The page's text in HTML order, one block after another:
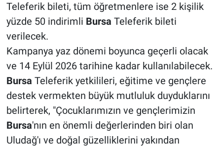
Teleferik bileti, tüm öğretmenlere ise 2 kişilik
yüzde 50 indirimli Bursa Teleferik bileti
verilecek.
Kampanya yaz dönemi boyunca geçerli olacak
ve 14 Eylül 2026 tarihine kadar kullanılabilecek.
Bursa Teleferik yetkilileri, eğitime ve gençlere
destek vermekten büyük mutluluk duyduklarını
belirterek, "Çocuklarımızın ve gençlerimizin
Bursa'nın en önemli değerlerinden biri olan
Uludağ'ı ve doğal güzelliklerini yakından